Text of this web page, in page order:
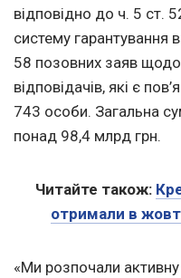
відповідно до ч. 5 ст.
систему гарантування
58 позовних заяв щодо
відповідачів, які є
743 особи. Загальна
понад 98,4 млрд грн.
Читайте також:
отримали в
«Ми розпочали